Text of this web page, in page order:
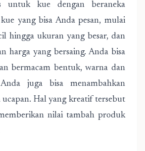
untuk kue dengan beraneka
yang bisa Anda pesan, mulai
hingga ukuran yang besar, dan
harga yang bersaing. Anda bisa
bermacam bentuk, warna dan
juga bisa menambahkan
ucapan. Hal yang kreatif tersebut
nilai tambah produk